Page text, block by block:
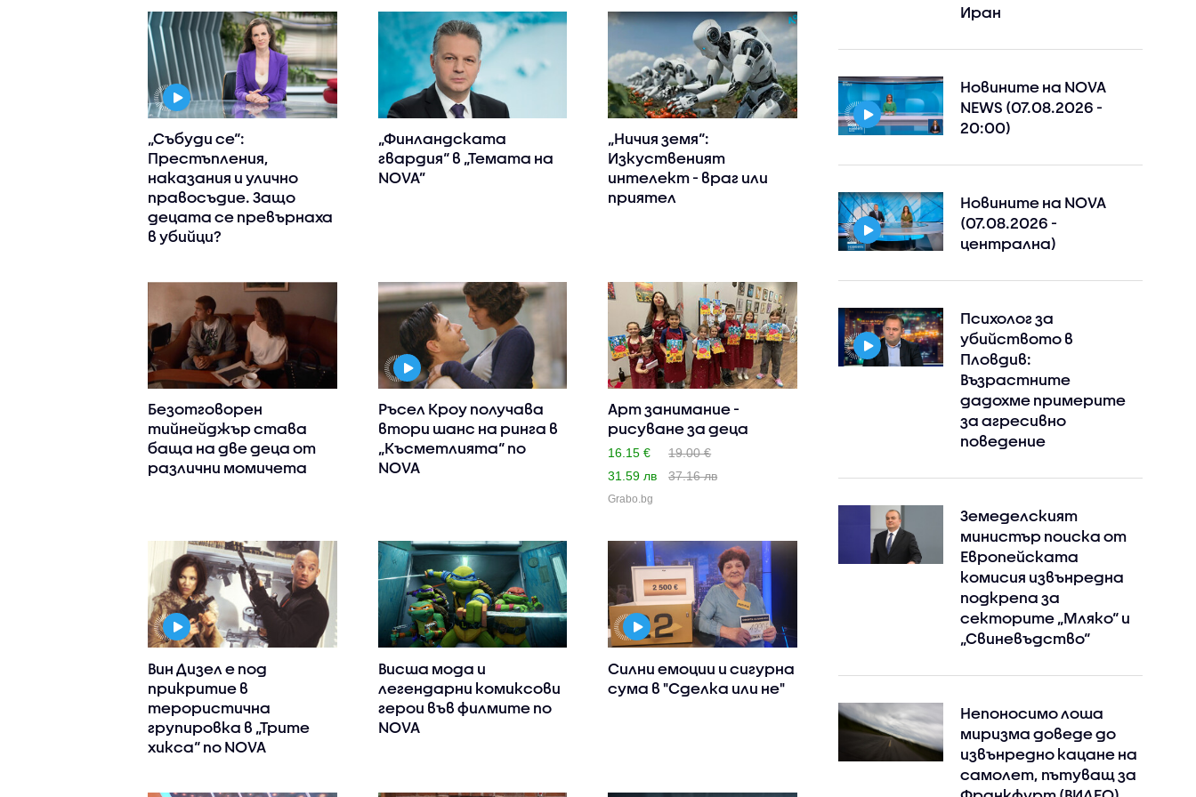
„Събуди се“:
Престъпления,
наказания и улично
правосъдие. Защо
децата се превърнаха
в убийци?
„Финландската
гвардия“ в „Темата на
NOVA”
„Ничия земя“:
Изкуственият
интелект - враг или
приятел
Безотговорен
тийнейджър става
баща на две деца от
различни момичета
Ръсел Кроу получава
втори шанс на ринга в
„Късметлията“ по
NOVA
Арт занимание -
рисуване за деца
16.15 €
19.00 €
31.59 лв
37.16 лв
Grabo.bg
Вин Дизел е под
прикритие в
терористична
групировка в „Трите
хикса“ по NOVA
Висша мода и
легендарни комиксови
герои във филмите по
NOVA
Силни емоции и сигурна
сума в "Сделка или не"
Иран
Новините на NOVA
NEWS (07.08.2026 -
20:00)
Новините на NOVA
(07.08.2026 -
централна)
Психолог за
убийството в
Пловдив:
Възрастните
дадохме примерите
за агресивно
поведение
Земеделският
министър поиска от
Европейската
комисия извънредна
подкрепа за
секторите „Мляко“ и
„Свиневъдство“
Непоносимо лоша
миризма доведе до
извънредно кацане на
самолет, пътуващ за